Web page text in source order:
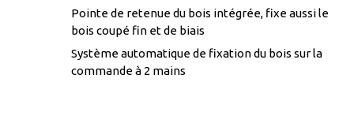
Pointe de retenue du bois intégrée, fixe aussi le
bois coupé fin et de biais
Système automatique de fixation du bois sur la
commande à 2 mains